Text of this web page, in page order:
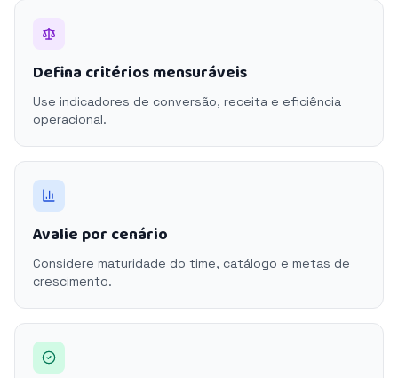
Defina critérios mensuráveis
Use indicadores de conversão, receita e eficiência
operacional.
Avalie por cenário
Considere maturidade do time, catálogo e metas de
crescimento.